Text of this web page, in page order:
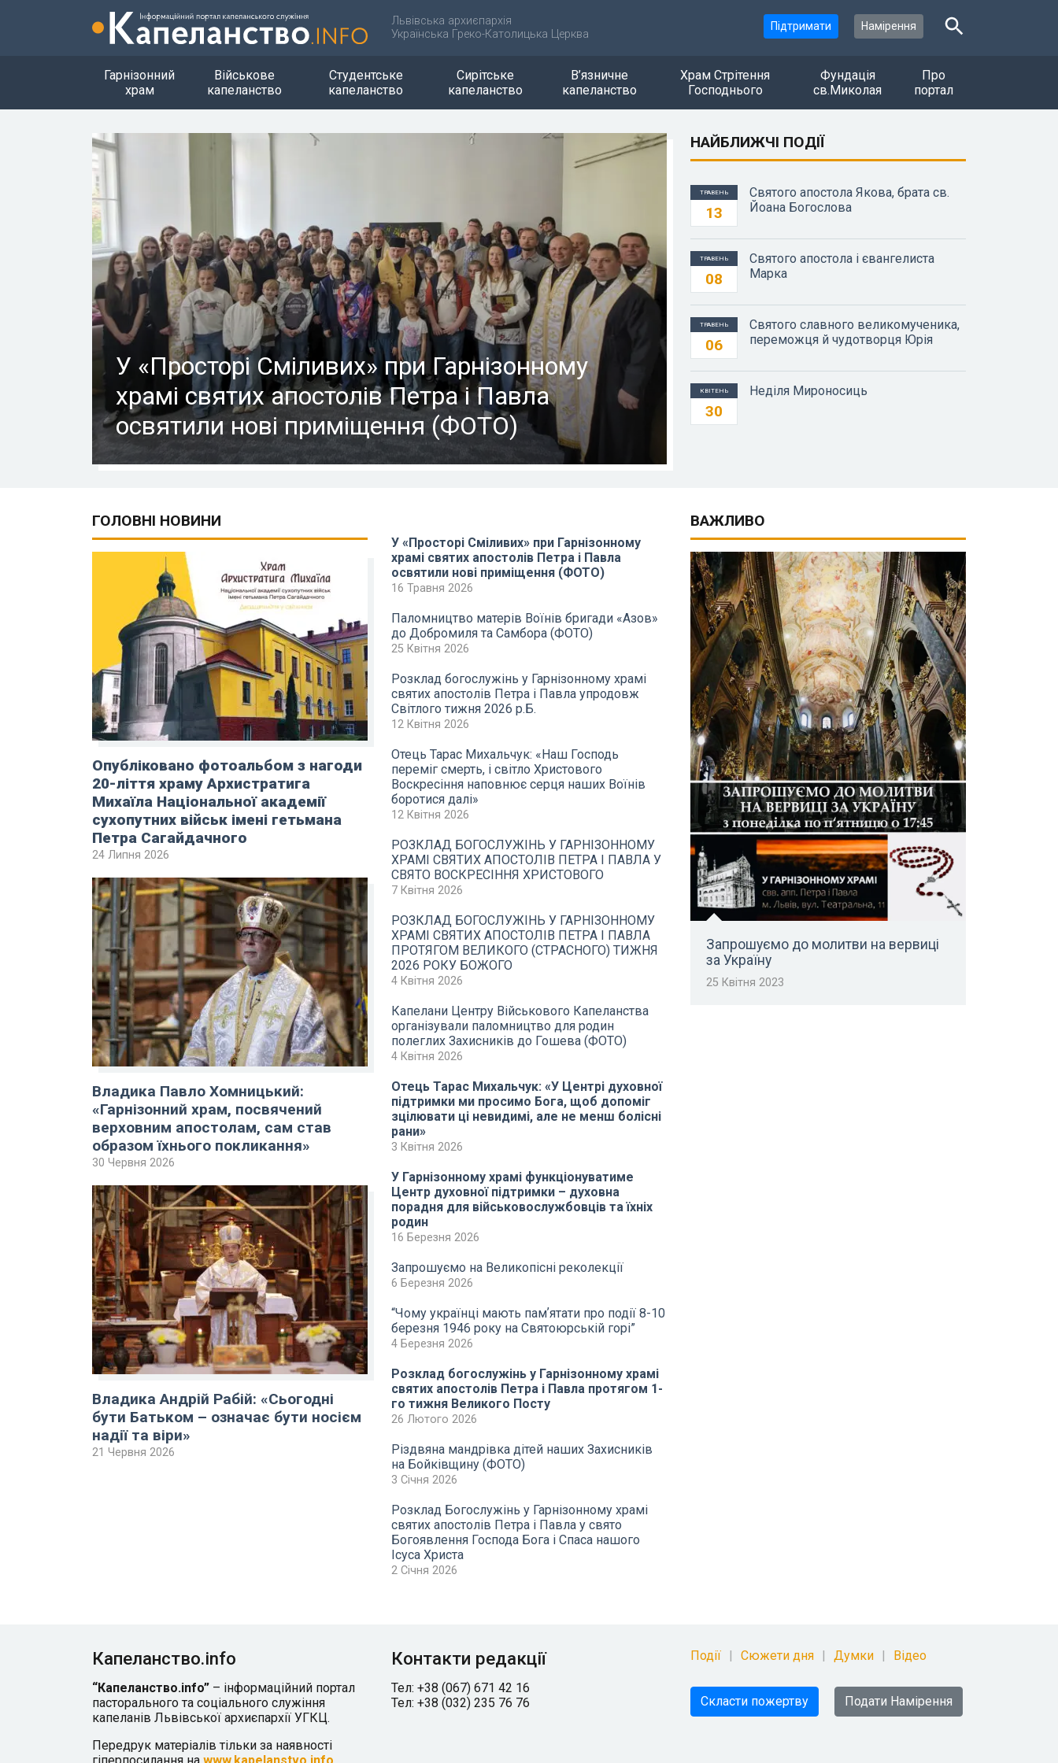
Львівська архиєпархія
Українська Греко-Католицька Церква
Підтримати Намірення
Гарнізонний
храм
Військове
капеланство
Студентське
капеланство
Сирітське
капеланство
В’язничне
капеланство
Храм Стрітення
Господнього
Фундація
св.Миколая
Про
портал
У «Просторі Сміливих» при Гарнізонному
храмі святих апостолів Петра і Павла
освятили нові приміщення (ФОТО)
НАЙБЛИЖЧІ ПОДІЇ
ТРАВЕНЬ
13
Святого апостола Якова, брата св.
Йоана Богослова
ТРАВЕНЬ
08
Святого апостола і євангелиста
Марка
ТРАВЕНЬ
06
Святого славного великомученика,
переможця й чудотворця Юрія
КВІТЕНЬ
30
Неділя Мироносиць
ГОЛОВНІ НОВИНИ
Опубліковано фотоальбом з нагоди
20-ліття храму Архистратига
Михаїла Національної академії
сухопутних військ імені гетьмана
Петра Сагайдачного
24 Липня 2026
Владика Павло Хомницький:
«Гарнізонний храм, посвячений
верховним апостолам, сам став
образом їхнього покликання»
30 Червня 2026
Владика Андрій Рабій: «Сьогодні
бути Батьком – означає бути носієм
надії та віри»
21 Червня 2026
У «Просторі Сміливих» при Гарнізонному
храмі святих апостолів Петра і Павла
освятили нові приміщення (ФОТО)
16 Травня 2026
Паломництво матерів Воїнів бригади «Азов»
до Добромиля та Самбора (ФОТО)
25 Квітня 2026
Розклад богослужінь у Гарнізонному храмі
святих апостолів Петра і Павла упродовж
Світлого тижня 2026 р.Б.
12 Квітня 2026
Отець Тарас Михальчук: «Наш Господь
переміг смерть, і світло Христового
Воскресіння наповнює серця наших Воїнів
боротися далі»
12 Квітня 2026
РОЗКЛАД БОГОСЛУЖІНЬ У ГАРНІЗОННОМУ
ХРАМІ СВЯТИХ АПОСТОЛІВ ПЕТРА І ПАВЛА У
СВЯТО ВОСКРЕСІННЯ ХРИСТОВОГО
7 Квітня 2026
РОЗКЛАД БОГОСЛУЖІНЬ У ГАРНІЗОННОМУ
ХРАМІ СВЯТИХ АПОСТОЛІВ ПЕТРА І ПАВЛА
ПРОТЯГОМ ВЕЛИКОГО (СТРАСНОГО) ТИЖНЯ
2026 РОКУ БОЖОГО
4 Квітня 2026
Капелани Центру Військового Капеланства
організували паломництво для родин
полеглих Захисників до Гошева (ФОТО)
4 Квітня 2026
Отець Тарас Михальчук: «У Центрі духовної
підтримки ми просимо Бога, щоб допоміг
зцілювати ці невидимі, але не менш болісні
рани»
3 Квітня 2026
У Гарнізонному храмі функціонуватиме
Центр духовної підтримки – духовна
порадня для військовослужбовців та їхніх
родин
16 Березня 2026
Запрошуємо на Великопісні реколекції
6 Березня 2026
“Чому українці мають памʼятати про події 8-10
березня 1946 року на Святоюрській горі”
4 Березня 2026
Розклад богослужінь у Гарнізонному храмі
святих апостолів Петра і Павла протягом 1-
го тижня Великого Посту
26 Лютого 2026
Різдвяна мандрівка дітей наших Захисників
на Бойківщину (ФОТО)
3 Січня 2026
Розклад Богослужінь у Гарнізонному храмі
святих апостолів Петра і Павла у свято
Богоявлення Господа Бога і Спаса нашого
Ісуса Христа
2 Січня 2026
ВАЖЛИВО
Запрошуємо до молитви на вервиці
за Україну
25 Квітня 2023
Капеланство.info
“Капеланство.info” – інформаційний портал
пасторального та соціального служіння
капеланів Львівської архиєпархії УГКЦ.
Передрук матеріалів тільки за наявності
Контакти редакції
Тел: +38 (067) 671 42 16
Тел: +38 (032) 235 76 76
Події Сюжети дня Думки Відео
Скласти пожертву Подати Намірення